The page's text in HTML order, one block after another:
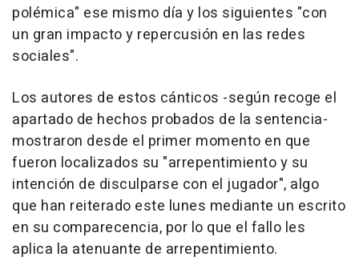
polémica" ese mismo día y los siguientes "con
un gran impacto y repercusión en las redes
sociales".
Los autores de estos cánticos -según recoge el
apartado de hechos probados de la sentencia-
mostraron desde el primer momento en que
fueron localizados su "arrepentimiento y su
intención de disculparse con el jugador", algo
que han reiterado este lunes mediante un escrito
en su comparecencia, por lo que el fallo les
aplica la atenuante de arrepentimiento.